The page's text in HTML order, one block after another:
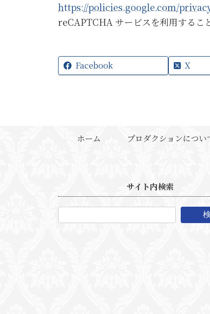
https://policies.google.com/
reCAPTCHA サービスを利用するこ
Facebook X
ホーム プロダクションについ
サイト内検索